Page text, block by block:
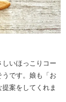
いほっこりコー
です。娘も「お
案をしてくれま